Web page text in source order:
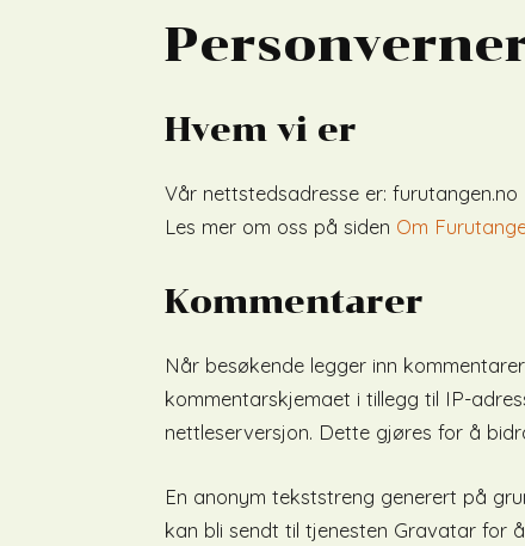
Hvem vi er
Vår nettstedsadresse er: furutangen.no
Les mer om oss på siden Om
Kommentarer
Når besøkende legger inn
kommentarskjemaet i tillegg til IP-
nettleserversjon. Dette gjøres for å
En anonym tekststreng generert på
kan bli sendt til tjenesten Gravatar for